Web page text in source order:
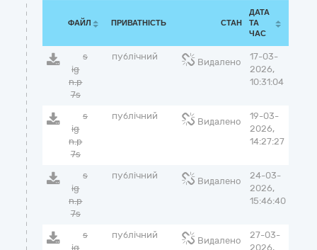
ФАЙЛ ПРИВАТНІСТЬ СТАН
ДАТА
ТА
ЧАС
s
ig
n.p
7s
публічний
Видалено
17-03-
2026,
10:31:04
s
ig
n.p
7s
публічний
Видалено
19-03-
2026,
14:27:27
s
ig
n.p
7s
публічний
Видалено
24-03-
2026,
15:46:40
s
ig
публічний
Видалено
27-03-
2026,